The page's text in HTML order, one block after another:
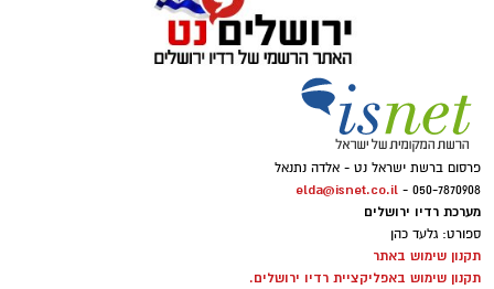
פרסום ברשת ישראל נט - אלדה נתנאל
050-7870908 -
elda@isnet.co.il
מערכת רדיו ירושלים
ספורט: גלעד כהן
תקנון שימוש באתר
תקנון שימוש באפליקציית רדיו ירושלים.